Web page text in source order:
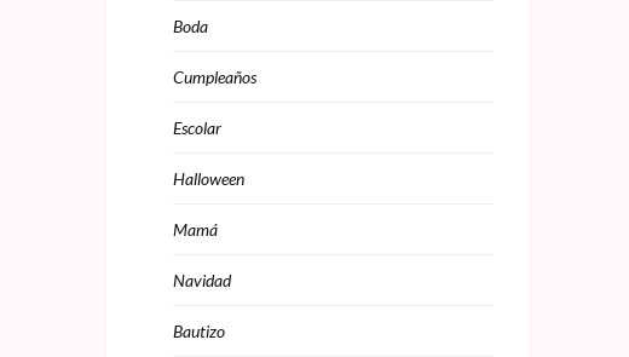
Boda
Cumpleaños
Escolar
Halloween
Mamá
Navidad
Bautizo